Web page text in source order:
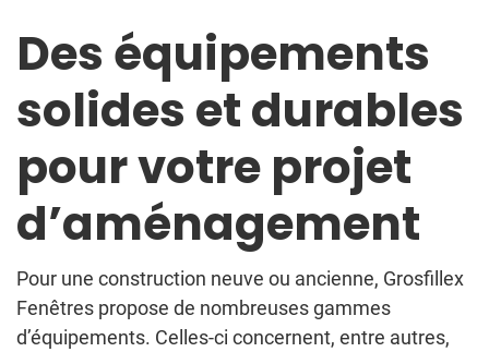
Des équipements
solides et durables
pour votre projet
d’aménagement
Pour une construction neuve ou ancienne, Grosfillex
Fenêtres propose de nombreuses gammes
d’équipements. Celles-ci concernent, entre autres,